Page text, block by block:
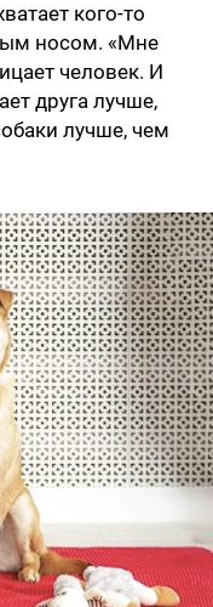
кого-то
носом. «Мне
человек. И
друга лучше,
лучше, чем